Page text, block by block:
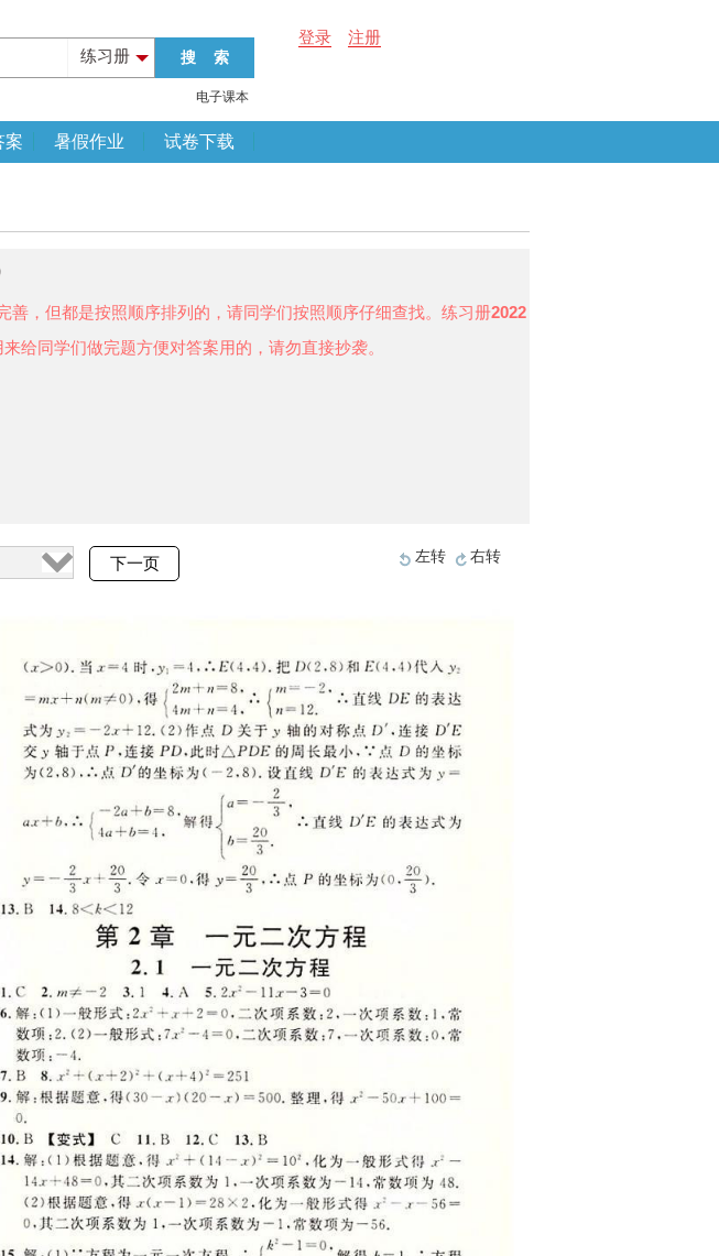
练习册
电子课本
登录 注册
案 暑假作业 试卷下载
善，但都是按照顺序排列的，请同学们按照顺序仔细查找。练习册2022
给同学们做完题方便对答案用的，请勿直接抄袭。
下一页 左转 右转